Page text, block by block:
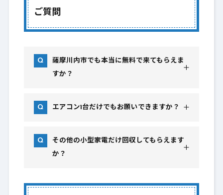
ご質問
薩摩川内市でも本当に無料で来てもらえま
すか？
エアコン1台だけでもお願いできますか？
その他の小型家電だけ回収してもらえます
か？